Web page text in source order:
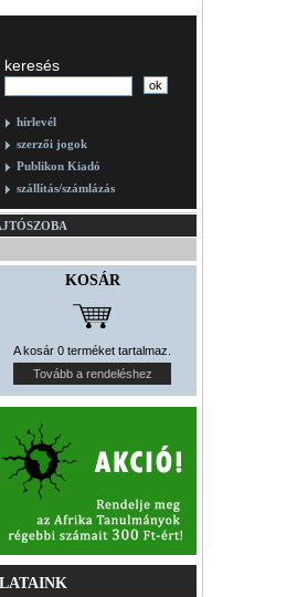
keresés
hírlevél
szerzői jogok
Publikon Kiadó
szállítás/számlázás
KOSÁR
A kosár 0 terméket tartalmaz.
Tovább a rendeléshez